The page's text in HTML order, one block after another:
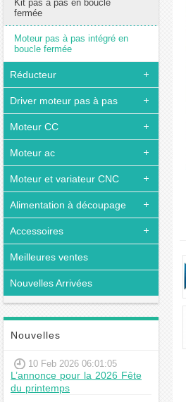
Kit pas à pas en boucle
fermée
Moteur pas à pas intégré en
boucle fermée
Réducteur
Driver moteur pas à pas
Moteur CC
Moteur ac
Moteur et variateur CNC
Alimentation à découpage
Accessoires
Meilleures ventes
Nouvelles Arrivées
Nouvelles
10 Feb 2026 06:01:05
L’annonce pour la 2026 Fête
du printemps